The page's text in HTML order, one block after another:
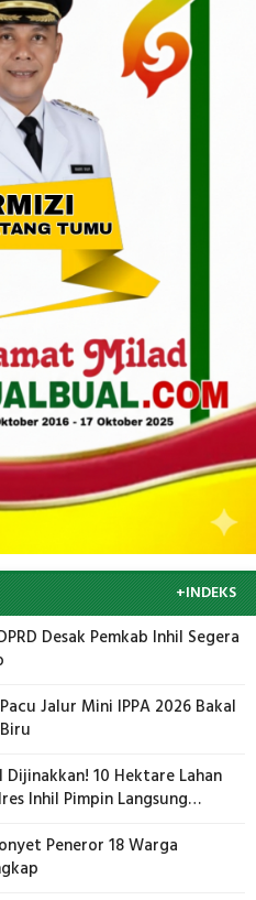
+INDEKS
Desak Pemkab Inhil Segera
Jalur Mini IPPA 2026 Bakal
10 Hektare Lahan
Inhil Pimpin Langsung
Peneror 18 Warga